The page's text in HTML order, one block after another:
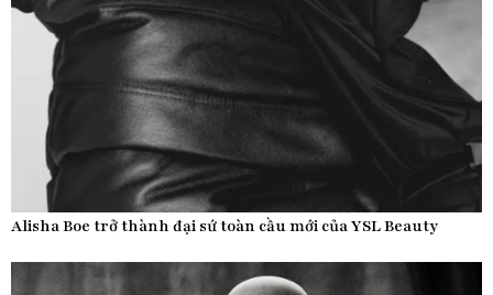
Alisha Boe trở thành đại sứ toàn cầu mới của YSL Beauty